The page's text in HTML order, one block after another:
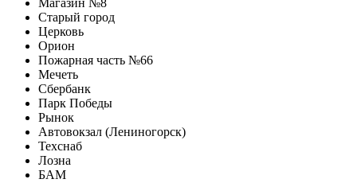
Магазин №8
Старый город
Церковь
Орион
Пожарная часть №66
Мечеть
Сбербанк
Парк Победы
Рынок
Автовокзал (Лениногорск)
Техснаб
Лозна
БАМ